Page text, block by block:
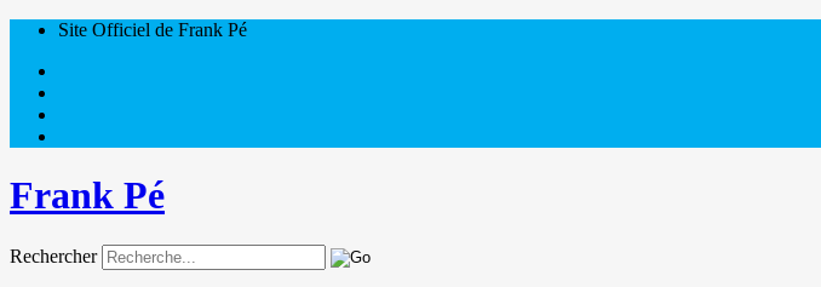
Site Officiel de Frank Pé
Frank Pé
Rechercher